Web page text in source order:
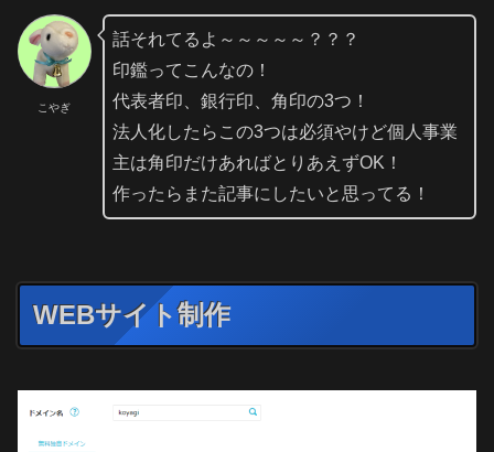
こやぎ
話それてるよ～～～～～？？？
印鑑ってこんなの！
代表者印、銀行印、角印の3つ！
法人化したらこの3つは必須やけど個人事業
主は角印だけあればとりあえずOK！
作ったらまた記事にしたいと思ってる！
WEBサイト制作